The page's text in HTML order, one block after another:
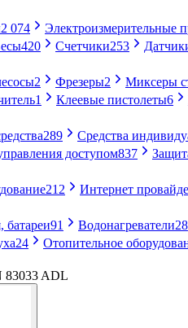
2 074 Электроизмерительные
420 Счетчики253
2 Фрезеры2 Миксеры
1 Клеевые пистолеты6
289 Средства
доступом837
212 Интернет
батареи91 Водонагреватели28
24 Отопительное
83033 ADL